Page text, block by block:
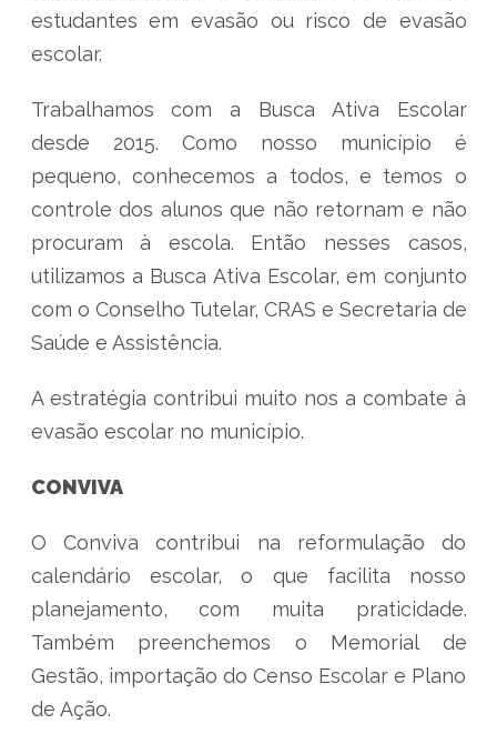
estudantes em evasão ou risco de evasão
escolar.
Trabalhamos com a Busca Ativa Escolar
desde 2015. Como nosso município é
pequeno, conhecemos a todos, e temos o
controle dos alunos que não retornam e não
procuram à escola. Então nesses casos,
utilizamos a Busca Ativa Escolar, em conjunto
com o Conselho Tutelar, CRAS e Secretaria de
Saúde e Assistência.
A estratégia contribui muito nos a combate à
evasão escolar no município.
CONVIVA
O Conviva contribui na reformulação do
calendário escolar, o que facilita nosso
planejamento, com muita praticidade.
Também preenchemos o Memorial de
Gestão, importação do Censo Escolar e Plano
de Ação.